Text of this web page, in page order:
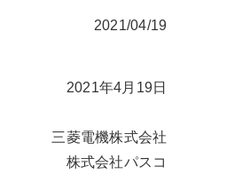
2021/04/19
2021年4月19日
三菱電機株式会社
株式会社パスコ